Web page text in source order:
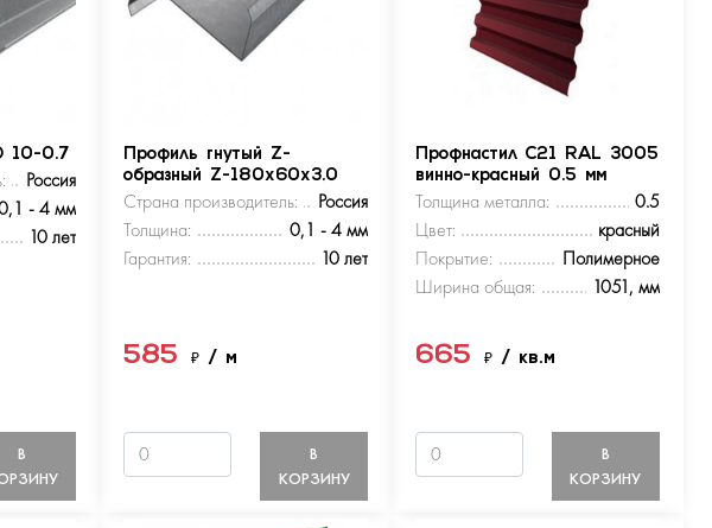
10-0.7
Россия
- 4 мм
10 лет
В
Профиль гнутый Z-
образный Z-180х60х3.0
Страна производитель:
Россия
Толщина:
0,1 - 4 мм
Гарантия:
10 лет
585₽/ м
В
КОРЗИНУ
Профнастил С21 RAL 3005
винно-красный 0.5 мм
Толщина металла:
0.5
Цвет:
красный
Покрытие:
Полимерное
Ширина общая:
1051, мм
665 ₽ / кв.м
В
КОРЗИНУ